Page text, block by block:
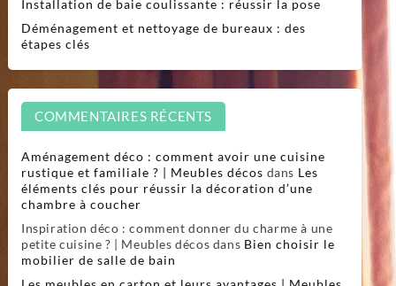
Installation de baie coulissante : réussir la pose
Déménagement et nettoyage de bureaux : des
étapes clés
COMMENTAIRES RÉCENTS
Aménagement déco : comment avoir une cuisine
rustique et familiale ? | Meubles décos dans Les
éléments clés pour réussir la décoration d’une
chambre à coucher
Inspiration déco : comment donner du charme à une
petite cuisine ? | Meubles décos dans Bien choisir le
mobilier de salle de bain